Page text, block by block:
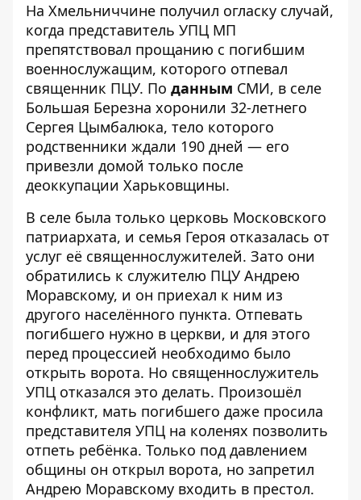
На Хмельниччине получил огласку случай,
когда представитель УПЦ МП
препятствовал прощанию с погибшим
военнослужащим, которого отпевал
священник ПЦУ. По данным СМИ, в селе
Большая Березна хоронили 32-летнего
Сергея Цымбалюка, тело которого
родственники ждали 190 дней — его
привезли домой только после
деоккупации Харьковщины.
В селе была только церковь Московского
патриархата, и семья Героя отказалась от
услуг её священнослужителей. Зато они
обратились к служителю ПЦУ Андрею
Моравскому, и он приехал к ним из
другого населённого пункта. Отпевать
погибшего нужно в церкви, и для этого
перед процессией необходимо было
открыть ворота. Но священнослужитель
УПЦ отказался это делать. Произошёл
конфликт, мать погибшего даже просила
представителя УПЦ на коленях позволить
отпеть ребёнка. Только под давлением
общины он открыл ворота, но запретил
Андрею Моравскому входить в престол.